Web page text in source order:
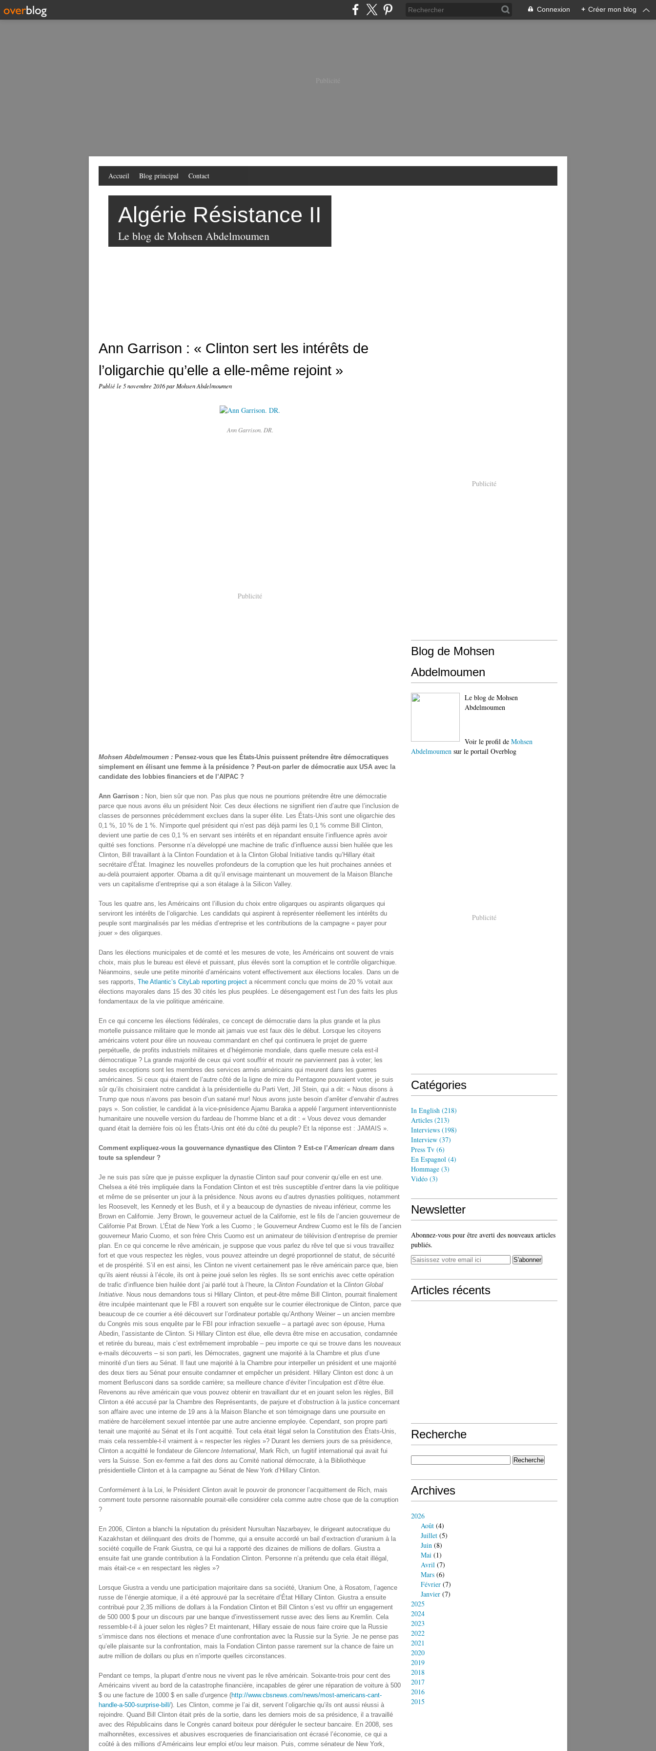
Connexion + Créer mon blog
Publicité
Algérie Résistance II
Le blog de Mohsen Abdelmoumen
Accueil Blog principal Contact
Ann Garrison : « Clinton sert les intérêts de
l’oligarchie qu’elle a elle-même rejoint »
Publié le 5 novembre 2016par Mohsen Abdelmoumen
Ann Garrison. DR.
Publicité
Mohsen Abdelmoumen : Pensez-vous que les États-Unis puissent prétendre être démocratiques
simplement en élisant une femme à la présidence ? Peut-on parler de démocratie aux USA avec la
candidate des lobbies financiers et de l’AIPAC ?
Ann Garrison : Non, bien sûr que non. Pas plus que nous ne pourrions prétendre être une démocratie
parce que nous avons élu un président Noir. Ces deux élections ne signifient rien d’autre que l’inclusion de
classes de personnes précédemment exclues dans la super élite. Les États-Unis sont une oligarchie des
0,1 %, 10 % de 1 %. N’importe quel président qui n’est pas déjà parmi les 0,1 % comme Bill Clinton,
devient une partie de ces 0,1 % en servant ses intérêts et en répandant ensuite l’influence après avoir
quitté ses fonctions. Personne n’a développé une machine de trafic d’influence aussi bien huilée que les
Clinton, Bill travaillant à la Clinton Foundation et à la Clinton Global Initiative tandis qu’Hillary était
secrétaire d’État. Imaginez les nouvelles profondeurs de la corruption que les huit prochaines années et
au-delà pourraient apporter. Obama a dit qu’il envisage maintenant un mouvement de la Maison Blanche
vers un capitalisme d’entreprise qui a son étalage à la Silicon Valley.
Tous les quatre ans, les Américains ont l’illusion du choix entre oligarques ou aspirants oligarques qui
serviront les intérêts de l’oligarchie. Les candidats qui aspirent à représenter réellement les intérêts du
peuple sont marginalisés par les médias d’entreprise et les contributions de la campagne « payer pour
jouer » des oligarques.
Dans les élections municipales et de comté et les mesures de vote, les Américains ont souvent de vrais
choix, mais plus le bureau est élevé et puissant, plus élevés sont la corruption et le contrôle oligarchique.
Néanmoins, seule une petite minorité d’américains votent effectivement aux élections locales. Dans un de
ses rapports, The Atlantic’s CityLab reporting project a récemment conclu que moins de 20 % votait aux
élections mayorales dans 15 des 30 cités les plus peuplées. Le désengagement est l’un des faits les plus
fondamentaux de la vie politique américaine.
En ce qui concerne les élections fédérales, ce concept de démocratie dans la plus grande et la plus
mortelle puissance militaire que le monde ait jamais vue est faux dès le début. Lorsque les citoyens
américains votent pour élire un nouveau commandant en chef qui continuera le projet de guerre
perpétuelle, de profits industriels militaires et d’hégémonie mondiale, dans quelle mesure cela est-il
démocratique ? La grande majorité de ceux qui vont souffrir et mourir ne parviennent pas à voter; les
seules exceptions sont les membres des services armés américains qui meurent dans les guerres
américaines. Si ceux qui étaient de l’autre côté de la ligne de mire du Pentagone pouvaient voter, je suis
sûr qu’ils choisiraient notre candidat à la présidentielle du Parti Vert, Jill Stein, qui a dit: « Nous disons à
Trump que nous n’avons pas besoin d’un satané mur! Nous avons juste besoin d’arrêter d’envahir d’autres
pays ». Son colistier, le candidat à la vice-présidence Ajamu Baraka a appelé l’argument interventionniste
humanitaire une nouvelle version du fardeau de l’homme blanc et a dit : « Vous devez vous demander
quand était la dernière fois où les États-Unis ont été du côté du peuple? Et la réponse est : JAMAIS ».
Comment expliquez-vous la gouvernance dynastique des Clinton ? Est-ce l’American dream dans
toute sa splendeur ?
Je ne suis pas sûre que je puisse expliquer la dynastie Clinton sauf pour convenir qu’elle en est une.
Chelsea a été très impliquée dans la Fondation Clinton et est très susceptible d’entrer dans la vie politique
et même de se présenter un jour à la présidence. Nous avons eu d’autres dynasties politiques, notamment
les Roosevelt, les Kennedy et les Bush, et il y a beaucoup de dynasties de niveau inférieur, comme les
Brown en Californie. Jerry Brown, le gouverneur actuel de la Californie, est le fils de l’ancien gouverneur de
Californie Pat Brown. L’État de New York a les Cuomo ; le Gouverneur Andrew Cuomo est le fils de l’ancien
gouverneur Mario Cuomo, et son frère Chris Cuomo est un animateur de télévision d’entreprise de premier
plan. En ce qui concerne le rêve américain, je suppose que vous parlez du rêve tel que si vous travaillez
fort et que vous respectez les règles, vous pouvez atteindre un degré proportionnel de statut, de sécurité
et de prospérité. S’il en est ainsi, les Clinton ne vivent certainement pas le rêve américain parce que, bien
qu’ils aient réussi à l’école, ils ont à peine joué selon les règles. Ils se sont enrichis avec cette opération
de trafic d’influence bien huilée dont j’ai parlé tout à l’heure, la Clinton Foundation et la Clinton Global
Initiative. Nous nous demandons tous si Hillary Clinton, et peut-être même Bill Clinton, pourrait finalement
être inculpée maintenant que le FBI a rouvert son enquête sur le courrier électronique de Clinton, parce que
beaucoup de ce courrier a été découvert sur l’ordinateur portable qu’Anthony Weiner – un ancien membre
du Congrès mis sous enquête par le FBI pour infraction sexuelle – a partagé avec son épouse, Huma
Abedin, l’assistante de Clinton. Si Hillary Clinton est élue, elle devra être mise en accusation, condamnée
et retirée du bureau, mais c’est extrêmement improbable – peu importe ce qui se trouve dans les nouveaux
e-mails découverts – si son parti, les Démocrates, gagnent une majorité à la Chambre et plus d’une
minorité d’un tiers au Sénat. Il faut une majorité à la Chambre pour interpeller un président et une majorité
des deux tiers au Sénat pour ensuite condamner et empêcher un président. Hillary Clinton est donc à un
moment Berlusconi dans sa sordide carrière; sa meilleure chance d’éviter l’inculpation est d’être élue.
Revenons au rêve américain que vous pouvez obtenir en travaillant dur et en jouant selon les règles, Bill
Clinton a été accusé par la Chambre des Représentants, de parjure et d’obstruction à la justice concernant
son affaire avec une interne de 19 ans à la Maison Blanche et son témoignage dans une poursuite en
matière de harcèlement sexuel intentée par une autre ancienne employée. Cependant, son propre parti
tenait une majorité au Sénat et ils l’ont acquitté. Tout cela était légal selon la Constitution des États-Unis,
mais cela ressemble-t-il vraiment à « respecter les règles »? Durant les derniers jours de sa présidence,
Clinton a acquitté le fondateur de Glencore International, Mark Rich, un fugitif international qui avait fui
vers la Suisse. Son ex-femme a fait des dons au Comité national démocrate, à la Bibliothèque
présidentielle Clinton et à la campagne au Sénat de New York d’Hillary Clinton.
Conformément à la Loi, le Président Clinton avait le pouvoir de prononcer l’acquittement de Rich, mais
comment toute personne raisonnable pourrait-elle considérer cela comme autre chose que de la corruption
?
En 2006, Clinton a blanchi la réputation du président Nursultan Nazarbayev, le dirigeant autocratique du
Kazakhstan et délinquant des droits de l’homme, qui a ensuite accordé un bail d’extraction d’uranium à la
société coquille de Frank Giustra, ce qui lui a rapporté des dizaines de millions de dollars. Giustra a
ensuite fait une grande contribution à la Fondation Clinton. Personne n’a prétendu que cela était illégal,
mais était-ce « en respectant les règles »?
Lorsque Giustra a vendu une participation majoritaire dans sa société, Uranium One, à Rosatom, l’agence
russe de l’énergie atomique, il a été approuvé par la secrétaire d’État Hillary Clinton. Giustra a ensuite
contribué pour 2,35 millions de dollars à la Fondation Clinton et Bill Clinton s’est vu offrir un engagement
de 500 000 $ pour un discours par une banque d’investissement russe avec des liens au Kremlin. Cela
ressemble-t-il à jouer selon les règles? Et maintenant, Hillary essaie de nous faire croire que la Russie
s’immisce dans nos élections et menace d’une confrontation avec la Russie sur la Syrie. Je ne pense pas
qu’elle plaisante sur la confrontation, mais la Fondation Clinton passe rarement sur la chance de faire un
autre million de dollars ou plus en n’importe quelles circonstances.
Pendant ce temps, la plupart d’entre nous ne vivent pas le rêve américain. Soixante-trois pour cent des
Américains vivent au bord de la catastrophe financière, incapables de gérer une réparation de voiture à 500
$ ou une facture de 1000 $ en salle d’urgence (http://www.cbsnews.com/news/most-americans-cant-
handle-a-500-surprise-bill/). Les Clinton, comme je l’ai dit, servent l’oligarchie qu’ils ont aussi réussi à
rejoindre. Quand Bill Clinton était près de la sortie, dans les derniers mois de sa présidence, il a travaillé
avec des Républicains dans le Congrès canard boiteux pour déréguler le secteur bancaire. En 2008, ses
malhonnêtes, excessives et abusives escroqueries de financiarisation ont écrasé l’économie, ce qui a
coûté à des millions d’Américains leur emploi et/ou leur maison. Puis, comme sénateur de New York,
Publicité
Blog de Mohsen
Abdelmoumen
Le blog de Mohsen
Abdelmoumen
Voir le profil de Mohsen
Abdelmoumen sur le portail Overblog
Publicité
Catégories
In English (218)
Articles (213)
Interviews (198)
Interview (37)
Press Tv (6)
En Espagnol (4)
Hommage (3)
Vidéo (3)
Newsletter
Abonnez-vous pour être averti des nouveaux articles
publiés.
Articles récents
Recherche
Archives
2026
Août (4)
Juillet (5)
Juin (8)
Mai (1)
Avril (7)
Mars (6)
Février (7)
Janvier (7)
2025
2024
2023
2022
2021
2020
2019
2018
2017
2016
2015